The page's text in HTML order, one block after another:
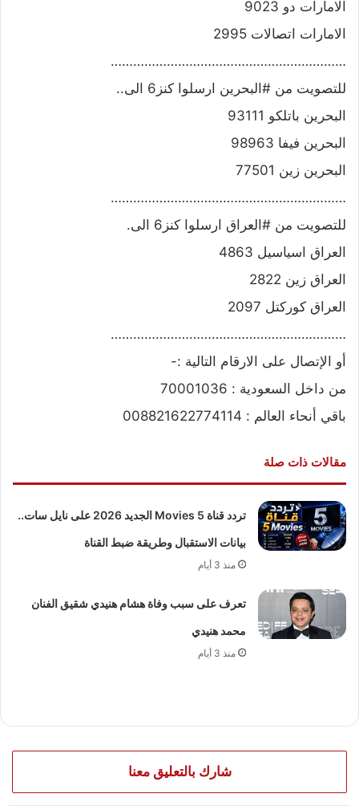
الامارات دو 9023
الامارات اتصالات 2995
………………………………………………………
للتصويت من #البحرين ارسلوا كنز6 الى..
البحرين باتلكو 93111
البحرين فيفا 98963
البحرين زين 77501
………………………………………………………
للتصويت من #العراق ارسلوا كنز6 الى.
العراق اسياسيل 4863
العراق زين 2822
العراق كوركتل 2097
………………………………………………………
أو الإتصال على الارقام التالية :-
من داخل السعودية : 70001036
باقي أنحاء العالم : 008821622774114
مقالات ذات صلة
تردد قناة 5 Movies الجديد 2026 على نايل سات..
بيانات الاستقبال وطريقة ضبط القناة
منذ 3 أيام
تعرف على سبب وفاة هشام هنيدي شقيق الفنان
محمد هنيدي
منذ 3 أيام
شارك بالتعليق معنا